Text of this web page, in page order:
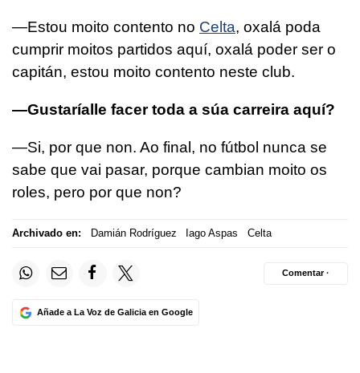
—Estou moito contento no Celta, oxalá poda
cumprir moitos partidos aquí, oxalá poder ser o
capitán, estou moito contento neste club.
—Gustaríalle facer toda a súa carreira aquí?
—Si, por que non. Ao final, no fútbol nunca se
sabe que vai pasar, porque cambian moito os
roles, pero por que non?
Archivado en: Damián Rodríguez Iago Aspas Celta
Añade a La Voz de Galicia en Google
Comentar ·